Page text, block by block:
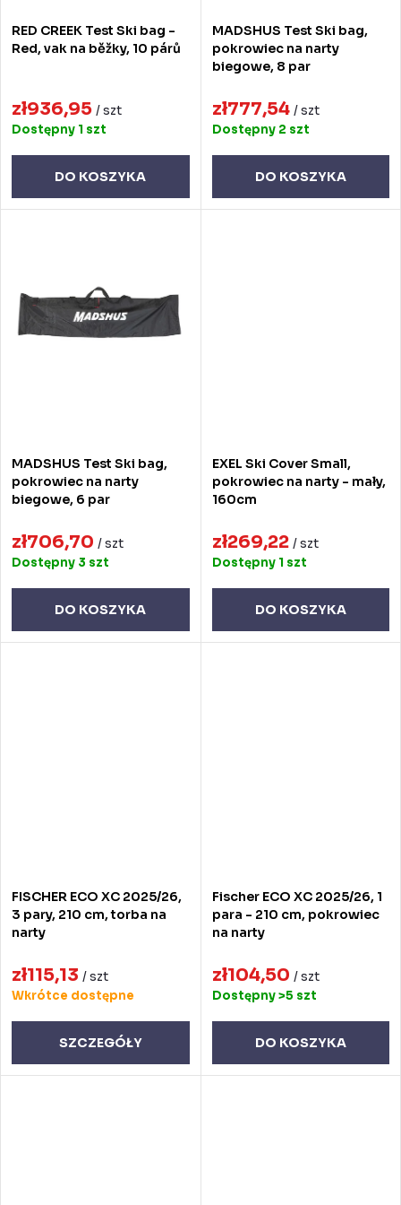
p
o
k
w
d
k
w
RED CREEK Test Ski bag -
Red, vak na běžky, 10 párů
zł936,95 / szt
Dostępny 1 szt
DO KOSZYKA
MADSHUS Test Ski bag,
pokrowiec na narty
biegowe, 8 par
zł777,54 / szt
Dostępny 2 szt
DO KOSZYKA
MADSHUS Test Ski bag,
pokrowiec na narty
biegowe, 6 par
zł706,70 / szt
Dostępny 3 szt
DO KOSZYKA
EXEL Ski Cover Small,
pokrowiec na narty - mały,
160cm
zł269,22 / szt
Dostępny 1 szt
DO KOSZYKA
FISCHER ECO XC 2025/26,
3 pary, 210 cm, torba na
narty
zł115,13 / szt
Wkrótce dostępne
SZCZEGÓŁY
Fischer ECO XC 2025/26, 1
para - 210 cm, pokrowiec
na narty
zł104,50 / szt
Dostępny>5 szt
DO KOSZYKA